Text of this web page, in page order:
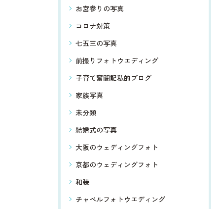
お宮参りの写真
コロナ対策
七五三の写真
前撮りフォトウエディング
子育て奮闘記私的ブログ
家族写真
未分類
結婚式の写真
大阪のウェディングフォト
京都のウェディングフォト
和装
チャペルフォトウエディング